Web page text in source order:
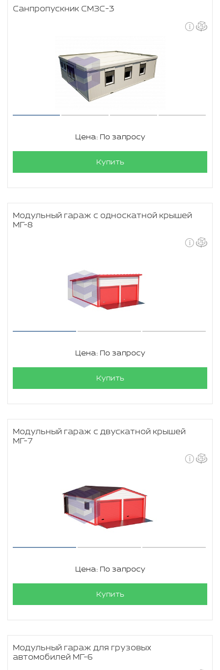
Санпропускник СМЗС-3
Цена: По запросу
Купить
Модульный гараж с односкатной крышей
МГ-8
Цена: По запросу
Купить
Модульный гараж с двускатной крышей
МГ-7
Цена: По запросу
Купить
Модульный гараж для грузовых
автомобилей МГ-6